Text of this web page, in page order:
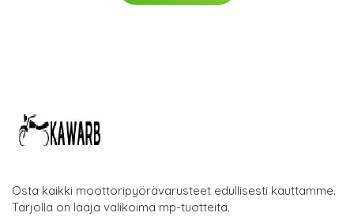
Osta kaikki moottoripyörävarusteet edullisesti kauttamme.
Tarjolla on laaja valikoima mp-tuotteita.